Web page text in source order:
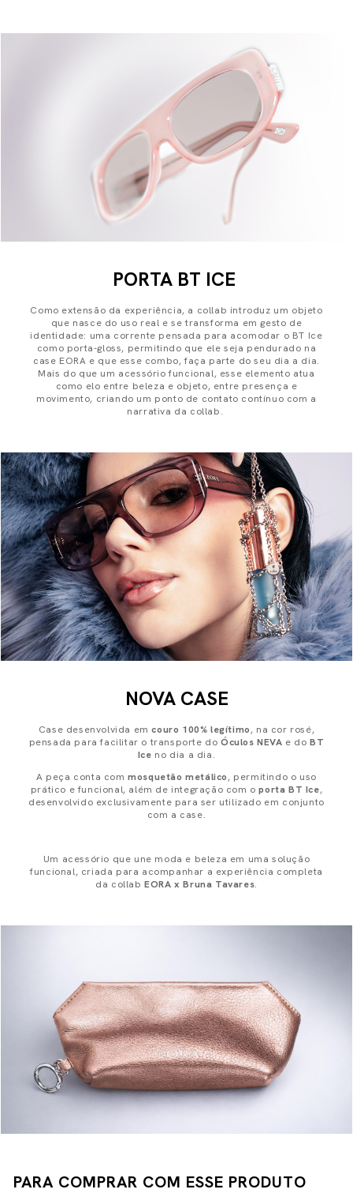
PORTA BT ICE
Como extensão da experiência, a collab introduz um objeto
que nasce do uso real e se transforma em gesto de
identidade: uma corrente pensada para acomodar o BT Ice
como porta-gloss, permitindo que ele seja pendurado na
case EORA e que esse combo, faça parte do seu dia a dia.
Mais do que um acessório funcional, esse elemento atua
como elo entre beleza e objeto, entre presença e
movimento, criando um ponto de contato contínuo com a
narrativa da collab.
NOVA CASE
Case desenvolvida emcouro 100% legítimo, na cor rosé,
pensada para facilitar o transporte do Óculos NEVA e doBT
Ice no dia a dia.
A peça conta commosquetão metálico, permitindo o uso
prático e funcional, além de integração com oporta BT Ice,
desenvolvido exclusivamente para ser utilizado em conjunto
com a case.
Um acessório que une moda e beleza em uma solução
funcional, criada para acompanhar a experiência completa
da collabEORA x Bruna Tavares.
PARA COMPRAR COM ESSE PRODUTO